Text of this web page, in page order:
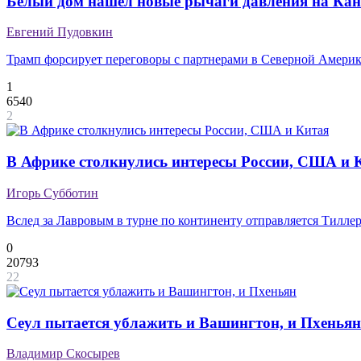
Евгений Пудовкин
Трамп форсирует переговоры с партнерами в Северной
1
6540
2
В Африке столкнулись интересы России, США и
Игорь Субботин
Вслед за Лавровым в турне по континенту отправляется
0
20793
22
Cеул пытается ублажить и Вашингтон, и Пхеньян
Владимир Скосырев